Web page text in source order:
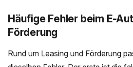
Häufige Fehler beim E-
Förderung
Rund um Leasing und Förderung